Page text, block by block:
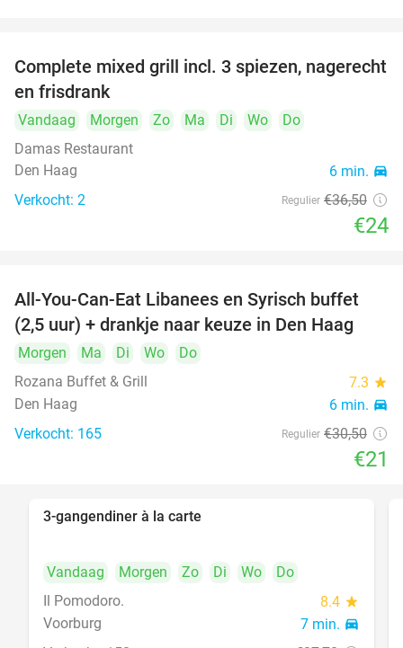
food
food
34%
Complete mixed grill incl. 3 spiezen, nagerecht
en frisdrank
Vandaag Morgen Zo Ma Di Wo
Do
Damas Restaurant
Den Haag
6 min. directions_car
Verkocht: 2 Regulier €36,50
€24
31%
All-You-Can-Eat Libanees en Syrisch buffet
(2,5 uur) + drankje naar keuze in Den Haag
Morgen Ma Di Wo
Do
Rozana Buffet & Grill
7.3 star
Den Haag 6 min. directions_car
Verkocht: 165 Regulier €30,50
€21
3-gangendiner à la carte
Vandaag Morgen Zo Di Wo
Do
Il Pomodoro.
8.4 star
Voorburg 7 min. directions_car